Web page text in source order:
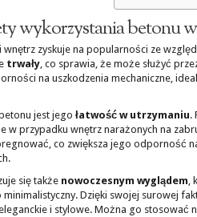
wykorzystania betonu
zyskuje na popularności ze
trwały, co sprawia, że może służyć
na uszkodzenia mechaniczne,
jest jego łatwość w utrzymaniu.
w przypadku wnętrz narażonych na
co zwiększa jego odporność
się także nowoczesnym wyglądem,
Dzięki swojej surowej
i stylowe. Można go stosować